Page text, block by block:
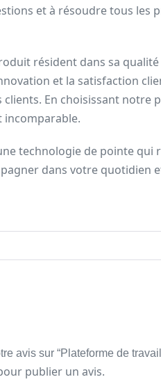
et à résoudre tous
résident dans sa
et la satisfaction
clients. En choisissant
incomparable.
technologie de pointe
dans votre
avis sur “Plateforme de
publier un avis.